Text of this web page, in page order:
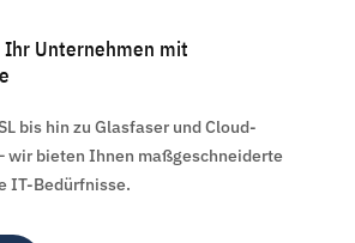
Ihr Unternehmen mit
bis hin zu Glasfaser und Cloud-
wir bieten Ihnen maßgeschneiderte
IT-Bedürfnisse.